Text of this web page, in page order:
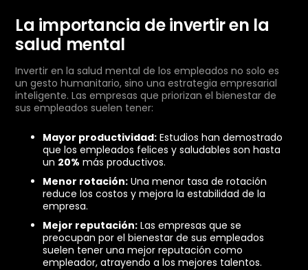
La importancia de invertir en la
salud mental
Invertir en la salud mental de los empleados no solo es
un gesto humanitario, sino una estrategia empresarial
inteligente. Las empresas que priorizan el bienestar de
sus empleados suelen tener:
Mayor productividad: Estudios han demostrado
que los empleados felices y saludables son hasta
un 20% más productivos.
Menor rotación: Una menor tasa de rotación
reduce los costos y mejora la estabilidad de la
empresa.
Mejor reputación: Las empresas que se
preocupan por el bienestar de sus empleados
suelen tener una mejor reputación como
empleador, atrayendo a los mejores talentos.